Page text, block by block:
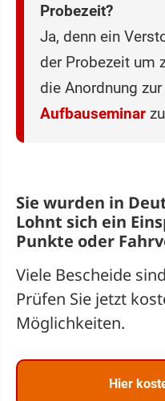
Probezeit?
Ja, denn ein
der Probezeit um
die Anordnung
Aufbauseminar
Sie wurden in
Lohnt sich ein
Punkte oder
Viele Bescheide
Prüfen Sie jetzt
Möglichkeiten.
Hier